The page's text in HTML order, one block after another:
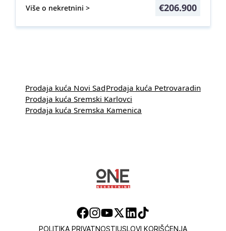
Više o nekretnini > €206.900
Prodaja kuća Novi SadProdaja kuća Petrovaradin
Prodaja kuća Sremski Karlovci
Prodaja kuća Sremska Kamenica
POLITIKA PRIVATNOSTIUSLOVI KORIŠĆENJA